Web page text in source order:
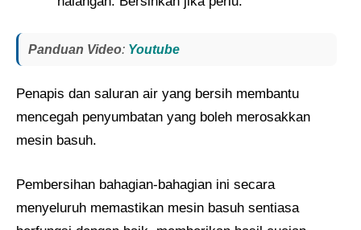
Panduan Video: Youtube
Penapis dan saluran air yang bersih membantu
mencegah penyumbatan yang boleh merosakkan
mesin basuh.
Pembersihan bahagian-bahagian ini secara
menyeluruh memastikan mesin basuh sentiasa